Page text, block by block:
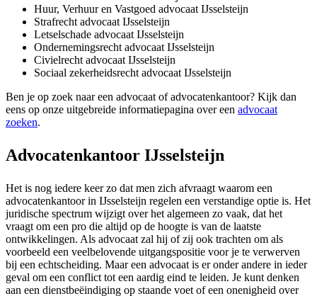
Huur, Verhuur en Vastgoed advocaat IJsselsteijn
Strafrecht advocaat IJsselsteijn
Letselschade advocaat IJsselsteijn
Ondernemingsrecht advocaat IJsselsteijn
Civielrecht advocaat IJsselsteijn
Sociaal zekerheidsrecht advocaat IJsselsteijn
Ben je op zoek naar een advocaat of advocatenkantoor? Kijk dan
eens op onze uitgebreide informatiepagina over een advocaat
zoeken.
Advocatenkantoor IJsselsteijn
Het is nog iedere keer zo dat men zich afvraagt waarom een
advocatenkantoor in IJsselsteijn regelen een verstandige optie is. Het
juridische spectrum wijzigt over het algemeen zo vaak, dat het
vraagt om een pro die altijd op de hoogte is van de laatste
ontwikkelingen. Als advocaat zal hij of zij ook trachten om als
voorbeeld een veelbelovende uitgangspositie voor je te verwerven
bij een echtscheiding. Maar een advocaat is er onder andere in ieder
geval om een conflict tot een aardig eind te leiden. Je kunt denken
aan een dienstbeëindiging op staande voet of een onenigheid over